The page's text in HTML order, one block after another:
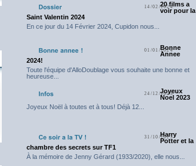
14/02/202420 films a
voir pour la
Saint Valentin 2024
En ce jour du 14 Février 2024, Cupidon nous...
01/01/2024
Bonne
Annee
2024!
Toute l'équipe d'AlloDoublage vous souhaite une bonne et
heureuse...
24/12/2023
Joyeux
Noel 2023
Joyeux Noël à toutes et à tous! Déjà 12...
31/10/2023
Harry
Potter et la
chambre des secrets sur TF1
À la mémoire de Jenny Gérard (1933/2020), elle nous...